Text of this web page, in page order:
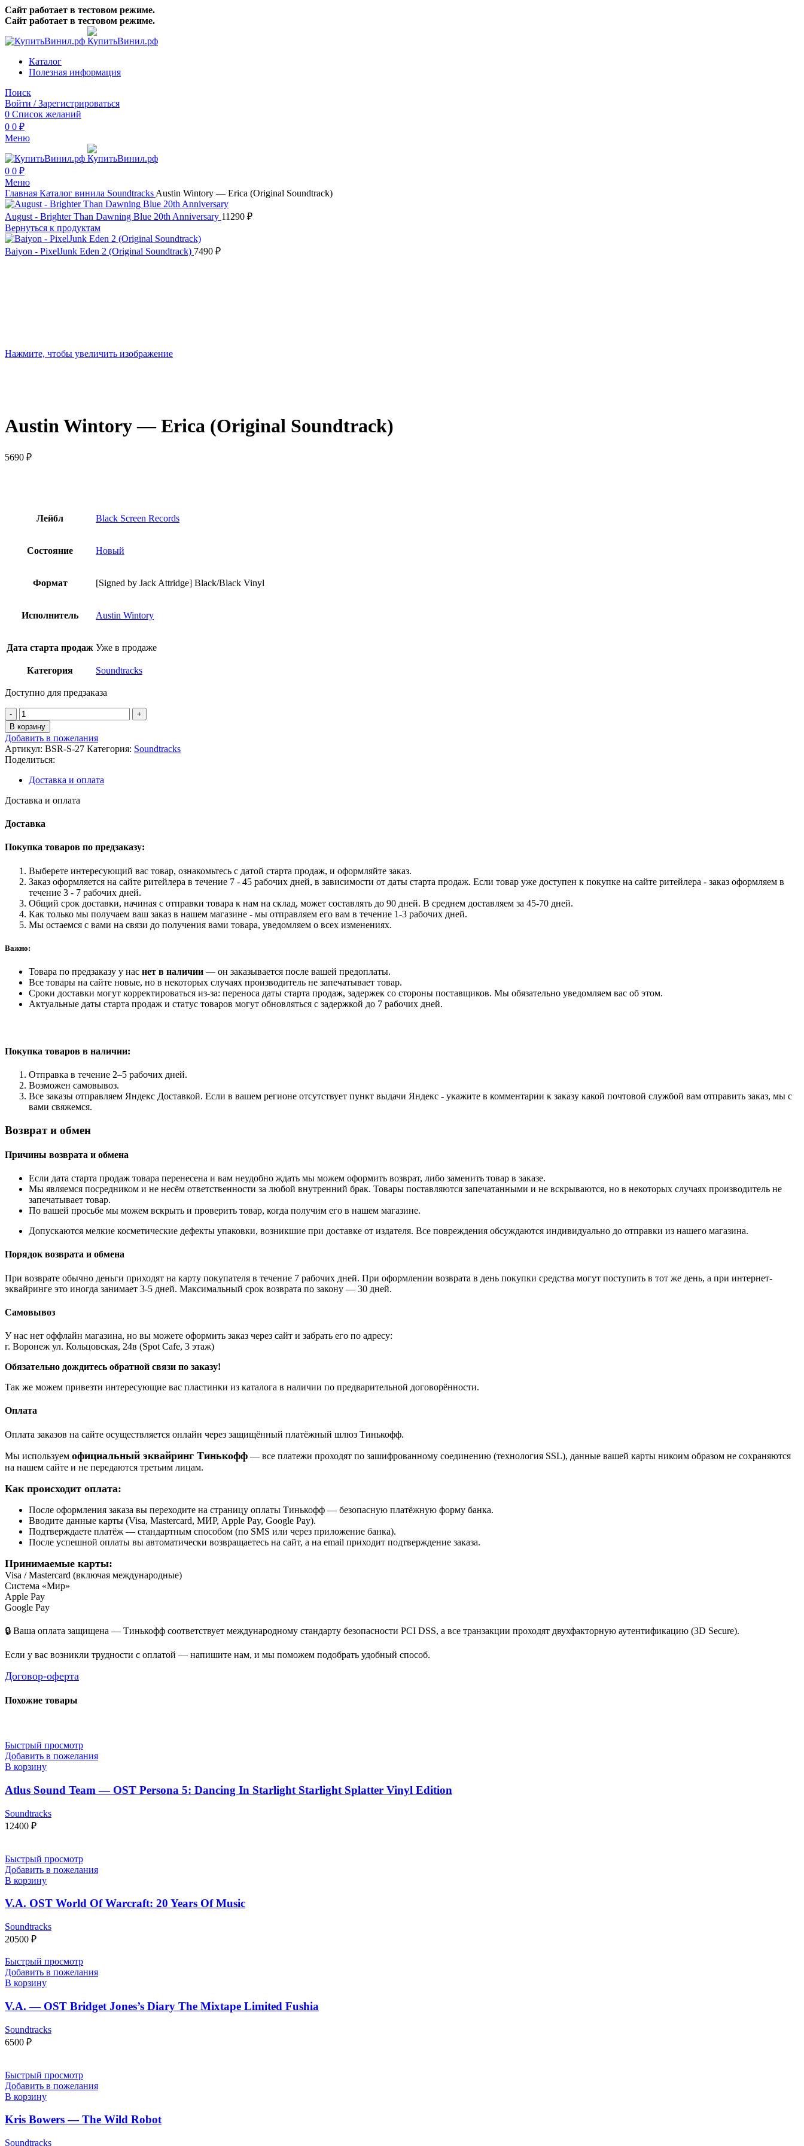
Сайт работает в тестовом режиме.
Сайт работает в тестовом режиме.
Каталог
Полезная информация
Поиск
Войти / Зарегистрироваться
0 Список желаний
0 0 ₽
Меню
0 0 ₽
Меню
Главная Каталог винила Soundtracks Austin Wintory — Erica (Original Soundtrack)
August - Brighter Than Dawning Blue 20th Anniversary 11290 ₽
Вернуться к продуктам
Baiyon - PixelJunk Eden 2 (Original Soundtrack) 7490 ₽
Нажмите, чтобы увеличить изображение
Austin Wintory — Erica (Original Soundtrack)
5690 ₽
Лейбл Black Screen Records
Состояние Новый
Формат [Signed by Jack Attridge] Black/Black Vinyl
Исполнитель Austin Wintory
Дата старта продаж Уже в продаже
Категория Soundtracks
Доступно для предзаказа
Количество
товара
Austin
Wintory
-
Erica
(Original
Soundtrack)
В корзину
Добавить в пожелания
Артикул: BSR-S-27 Категория: Soundtracks
Поделиться:
Доставка и оплата
Доставка и оплата
Доставка
Покупка товаров по предзаказу:
Выберете интересующий вас товар, ознакомьтесь с датой старта продаж, и оформляйте заказ.
Заказ оформляется на сайте ритейлера в течение 7 - 45 рабочих дней, в зависимости от даты старта продаж. Если товар уже доступен к покупке на сайте ритейлера - заказ оформляем в
течение 3 - 7 рабочих дней.
Общий срок доставки, начиная с отправки товара к нам на склад, может составлять до 90 дней. В среднем доставляем за 45-70 дней.
Как только мы получаем ваш заказ в нашем магазине - мы отправляем его вам в течение 1-3 рабочих дней.
Мы остаемся с вами на связи до получения вами товара, уведомляем о всех изменениях.
Важно:
Товара по предзаказу у нас нет в наличии — он заказывается после вашей предоплаты.
Все товары на сайте новые, но в некоторых случаях производитель не запечатывает товар.
Сроки доставки могут корректироваться из-за: переноса даты старта продаж, задержек со стороны поставщиков. Мы обязательно уведомляем вас об этом.
Актуальные даты старта продаж и статус товаров могут обновляться с задержкой до 7 рабочих дней.
Покупка товаров в наличии:
Отправка в течение 2–5 рабочих дней.
Возможен самовывоз.
Все заказы отправляем Яндекс Доставкой. Если в вашем регионе отсутствует пункт выдачи Яндекс - укажите в комментарии к заказу какой почтовой службой вам отправить заказ, мы с
вами свяжемся.
Возврат и обмен
Причины возврата и обмена
Если дата старта продаж товара перенесена и вам неудобно ждать мы можем оформить возврат, либо заменить товар в заказе.
Мы являемся посредником и не несём ответственности за любой внутренний брак. Товары поставляются запечатанными и не вскрываются, но в некоторых случаях производитель не
запечатывает товар.
По вашей просьбе мы можем вскрыть и проверить товар, когда получим его в нашем магазине.
Допускаются мелкие косметические дефекты упаковки, возникшие при доставке от издателя. Все повреждения обсуждаются индивидуально до отправки из нашего магазина.
Порядок возврата и обмена
При возврате обычно деньги приходят на карту покупателя в течение 7 рабочих дней. При оформлении возврата в день покупки средства могут поступить в тот же день, а при интернет-
эквайринге это иногда занимает 3-5 дней. Максимальный срок возврата по закону — 30 дней.
Самовывоз
У нас нет оффлайн магазина, но вы можете оформить заказ через сайт и забрать его по адресу:
г. Воронеж ул. Кольцовская, 24в (Spot Cafe, 3 этаж)
Обязательно дождитесь обратной связи по заказу!
Так же можем привезти интересующие вас пластинки из каталога в наличии по предварительной договорённости.
Оплата
Оплата заказов на сайте осуществляется онлайн через защищённый платёжный шлюз Тинькофф.
Мы используем официальный эквайринг Тинькофф — все платежи проходят по зашифрованному соединению (технология SSL), данные вашей карты никоим образом не сохраняются
на нашем сайте и не передаются третьим лицам.
Как происходит оплата:
После оформления заказа вы переходите на страницу оплаты Тинькофф — безопасную платёжную форму банка.
Вводите данные карты (Visa, Mastercard, МИР, Apple Pay, Google Pay).
Подтверждаете платёж — стандартным способом (по SMS или через приложение банка).
После успешной оплаты вы автоматически возвращаетесь на сайт, а на email приходит подтверждение заказа.
Принимаемые карты:
Visa / Mastercard (включая международные)
Система «Мир»
Apple Pay
Google Pay
🔒 Ваша оплата защищена — Тинькофф соответствует международному стандарту безопасности PCI DSS, а все транзакции проходят двухфакторную аутентификацию (3D Secure).
Если у вас возникли трудности с оплатой — напишите нам, и мы поможем подобрать удобный способ.
Договор-оферта
Похожие товары
Быстрый просмотр
Добавить в пожелания
В корзину
Atlus Sound Team — OST Persona 5: Dancing In Starlight Starlight Splatter Vinyl Edition
Soundtracks
12400 ₽
Быстрый просмотр
Добавить в пожелания
В корзину
V.A. OST World Of Warcraft: 20 Years Of Music
Soundtracks
20500 ₽
Быстрый просмотр
Добавить в пожелания
В корзину
V.A. — OST Bridget Jones’s Diary The Mixtape Limited Fushia
Soundtracks
6500 ₽
Быстрый просмотр
Добавить в пожелания
В корзину
Kris Bowers — The Wild Robot
Soundtracks